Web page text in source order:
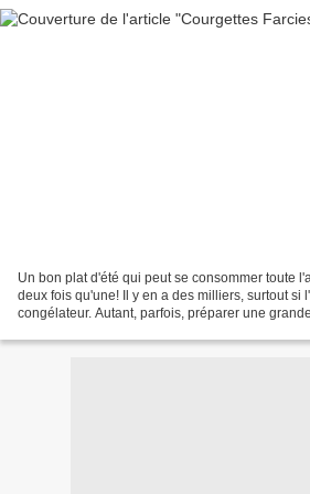
Un bon plat d'été qui peut se consommer toute
deux fois qu'une! Il y en a des milliers, surtout si
congélateur. Autant, parfois, préparer une